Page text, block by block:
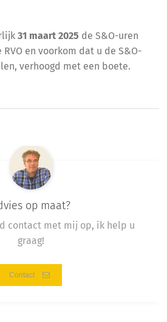
31 maart 2025 de S&O-uren
en voorkom dat u de S&O-
verhoogd met een boete.
op maat?
contact met mij op, ik help u
graag!
Contact